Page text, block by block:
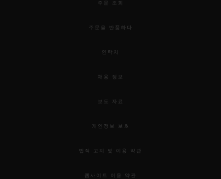
주문 조회
주문을 반품하다
연락처
채용 정보
보도 자료
개인정보 보호
법적 고지 및 이용 약관
웹사이트 이용 약관